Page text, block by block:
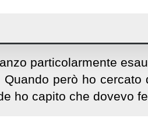
particolarmente
Quando però ho
ho capito che dovevo